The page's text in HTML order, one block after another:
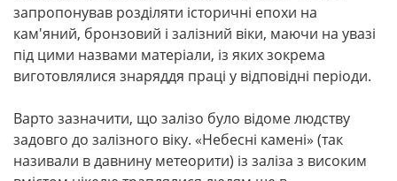
запропонував розділяти історичні епохи на
кам'яний, бронзовий і залізний віки, маючи на увазі
під цими назвами матеріали, із яких зокрема
виготовлялися знаряддя праці у відповідні періоди.
Варто зазначити, що залізо було відоме людству
задовго до залізного віку. «Небесні камені» (так
називали в давнину метеорити) із заліза з високим